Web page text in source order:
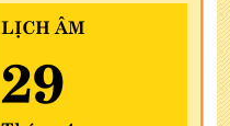
LỊCH ÂM
29